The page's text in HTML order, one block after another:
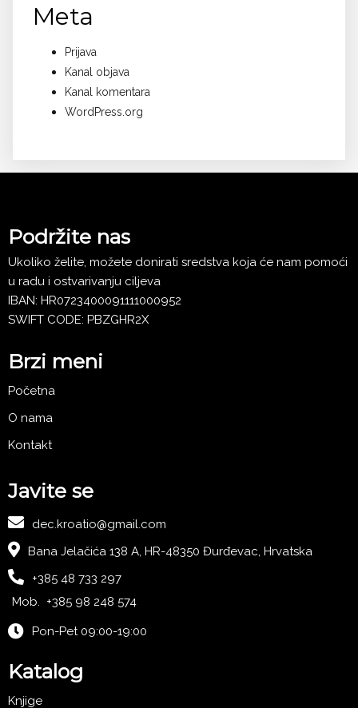
Meta
Prijava
Kanal objava
Kanal komentara
WordPress.org
Podržite nas
Ukoliko želite, možete donirati sredstva koja će nam pomoći
u radu i ostvarivanju ciljeva
IBAN: HR0723400091111000952
SWIFT CODE: PBZGHR2X
Brzi meni
Početna
O nama
Kontakt
Javite se
dec.kroatio@gmail.com
Bana Jelačića 138 A, HR-48350 Đurđevac, Hrvatska
+385 48 733 297
Mob. +385 98 248 574
Pon-Pet 09:00-19:00
Katalog
Knjige